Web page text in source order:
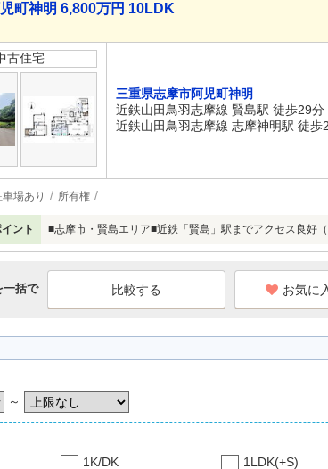
町神明 6,800万円 10LDK
古住宅
三重県志摩市阿児町神明
近鉄山田鳥羽志摩線 賢島駅 徒歩29分
近鉄山田鳥羽志摩線 志摩神明駅 徒歩
車場あり 所有権
ント ■志摩市・賢島エリア■近鉄「賢島」駅までアクセス良好
一括で お気に
～
1K/DK 1LDK(+S)